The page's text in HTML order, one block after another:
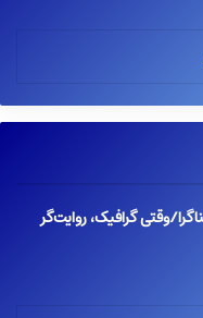
وقتی گرافیک، روایت‌گر